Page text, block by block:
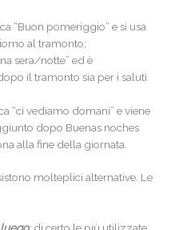
“Buon pomeriggio” e si usa
al tramonto;
sera/notte” ed è
il tramonto sia per i saluti
“ci vediamo domani” e viene
dopo Buenas noches
alla fine della giornata.
molteplici alternative. Le